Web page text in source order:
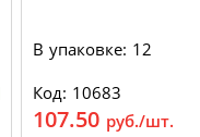
В упаковке: 12
Код: 10683
107.50 руб./шт.